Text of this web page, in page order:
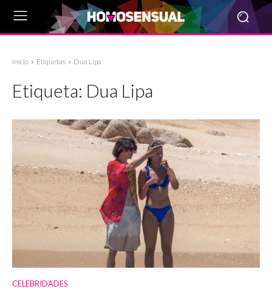
Inicio Etiquetas Dua Lipa
Etiqueta: Dua Lipa
CELEBRIDADES